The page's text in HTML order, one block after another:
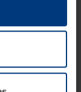
uw computer
alle andere
Uw
van de